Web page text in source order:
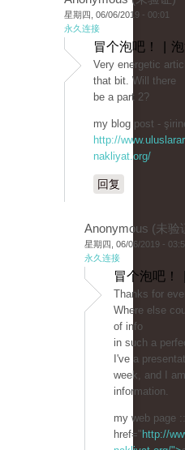
星期四, 06/06/2019 - 00:01
永久连接
冒个泡吧！ |
Very energetic
that bit. Will there
be a part 2?
my blog post -
http://
nakliyat.org/
回复
Anonymous (未验
星期四, 06/06/2019 -
永久连接
冒个泡吧！
Thanks for
Where else
of info
in such a
I've a
week, and I
information.
my web page
href=" http://